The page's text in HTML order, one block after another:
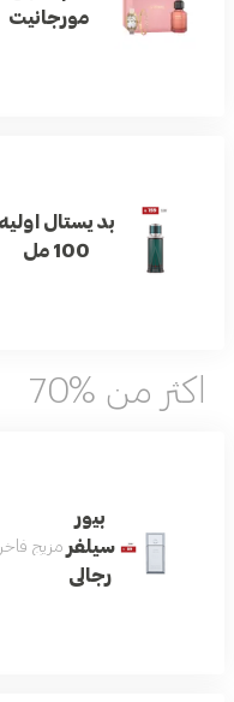
مورجانيت
بديستال اوليه
100 مل
اكثر من %70
بيور
سيلفر
رجالى
مزيج فاخر